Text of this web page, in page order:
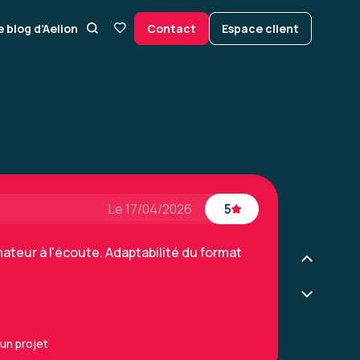
blog d’Aelion Contact Espace client
formation correspondait plutôt à une
j'ai déjà trop d'expérience / de pratique
Le 17/04/2026 5
à l'écoute. Adaptabilité du format
projet